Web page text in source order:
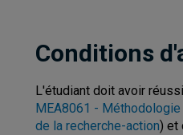
Conditions
L'étudiant doit avoir
MEA8061 -
de la recherche-action) et